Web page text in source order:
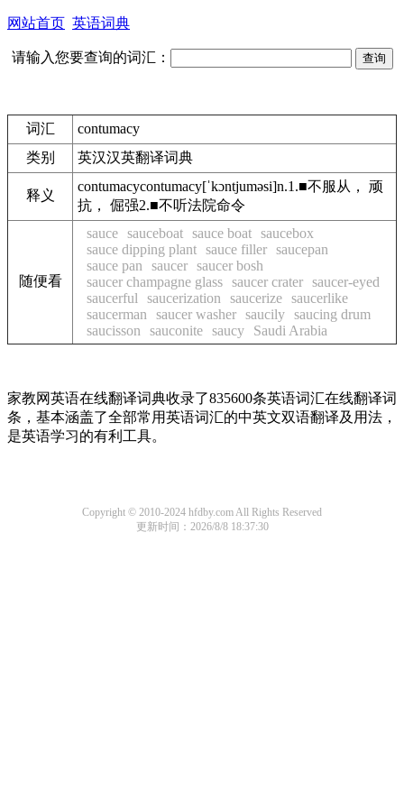
网站首页 英语词典
请输入您要查询的词汇：
词汇
contumacy
类别
英汉汉英翻译词典
释义
contumacycontumacy[ˈkɔntjuməsi]n.1.■不服从， 顽
抗， 倔强2.■不听法院命令
随便看
sauce sauceboat sauce boat saucebox
sauce dipping plant sauce filler saucepan
sauce pan
saucer saucer bosh
saucer champagne glass saucer crater saucer-eyed
saucerful
saucerization saucerize saucerlike
saucerman
saucer washer saucily saucing drum
saucisson
sauconite saucy Saudi Arabia
家教网英语在线翻译词典收录了835600条英语词汇在线翻译词
条，基本涵盖了全部常用英语词汇的中英文双语翻译及用法，
是英语学习的有利工具。
Copyright © 2010-2024 hfdby.com All Rights Reserved
更新时间：2026/8/8 18:37:30